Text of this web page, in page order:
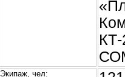
Экипаж, чел: